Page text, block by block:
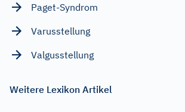
Paget-Syndrom
Varusstellung
Valgusstellung
Weitere Lexikon Artikel